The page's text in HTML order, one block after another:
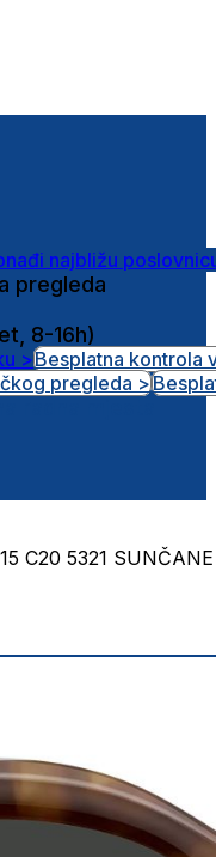
najbližu
pregleda
8-16h)
>Besplatna kontrola
pregleda >
C20 5321 SUNČANE